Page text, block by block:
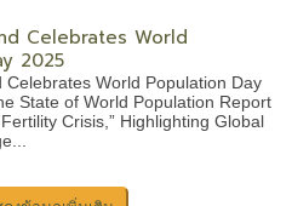
Celebrates World
2025
Celebrates World Population Day
State of World Population Report
Crisis,” Highlighting Global